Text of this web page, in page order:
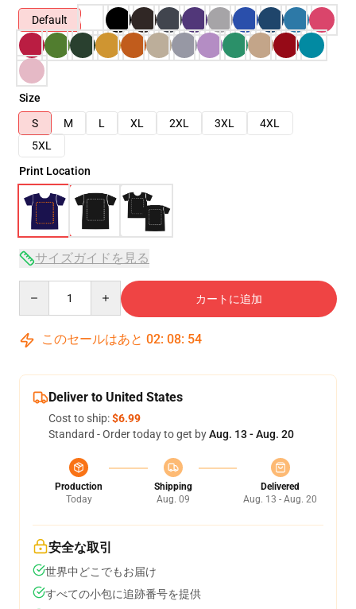
Default
Size
S
M L XL 2XL 3XL
4XL
5XL
Print Location
サイズガイドを見る
カートに追加
このセールはあと 02: 08: 53
Deliver to United States
Cost to ship:$6.99
Standard - Order today to get byAug. 13 - Aug. 20
Production
Today
Shipping
Aug. 09
Delivered
Aug. 13 - Aug. 20
安全な取引
世界中どこでもお届け
すべての小包に追跡番号を提供